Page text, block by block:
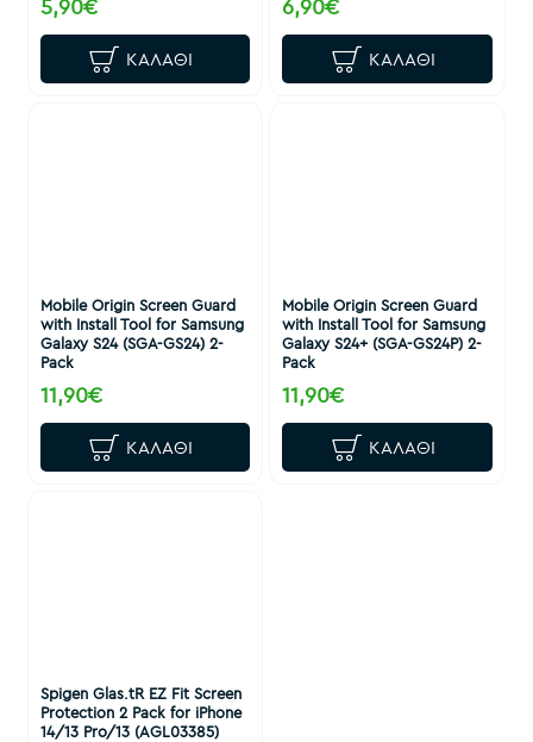
5,90€
ΚΑΛΆΘΙ
6,90€
ΚΑΛΆΘΙ
Mobile Origin Screen Guard
with Install Tool for Samsung
Galaxy S24 (SGA-GS24) 2-
Pack
11,90€
ΚΑΛΆΘΙ
Mobile Origin Screen Guard
with Install Tool for Samsung
Galaxy S24+ (SGA-GS24P) 2-
Pack
11,90€
ΚΑΛΆΘΙ
Spigen Glas.tR EZ Fit Screen
Protection 2 Pack for iPhone
14/13 Pro/13 (AGL03385)